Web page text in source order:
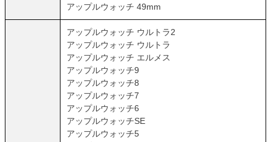
アップルウォッチ 49mm
アップルウォッチ ウルトラ2
アップルウォッチ ウルトラ
アップルウォッチ エルメス
アップルウォッチ9
アップルウォッチ8
アップルウォッチ7
アップルウォッチ6
アップルウォッチSE
アップルウォッチ5